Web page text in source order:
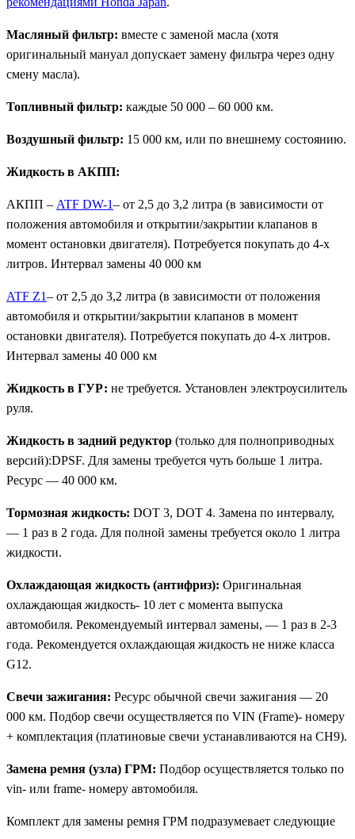
Масляный фильтр: вместе с заменой масла (хотя
оригинальный мануал допускает замену фильтра через одну
смену масла).
Топливный фильтр: каждые 50 000 – 60 000 км.
Воздушный фильтр: 15 000 км, или по внешнему состоянию.
Жидкость в АКПП:
АКПП – ATF DW-1– от 2,5 до 3,2 литра (в зависимости от
положения автомобиля и открытии/закрытии клапанов в
момент остановки двигателя). Потребуется покупать до 4-х
литров. Интервал замены 40 000 км
ATF Z1– от 2,5 до 3,2 литра (в зависимости от положения
автомобиля и открытии/закрытии клапанов в момент
остановки двигателя). Потребуется покупать до 4-х литров.
Интервал замены 40 000 км
Жидкость в ГУР: не требуется. Установлен электроусилитель
руля.
Жидкость в задний редуктор (только для полноприводных
версий):DPSF. Для замены требуется чуть больше 1 литра.
Ресурс — 40 000 км.
Тормозная жидкость: DOT 3, DOT 4. Замена по интервалу,
— 1 раз в 2 года. Для полной замены требуется около 1 литра
жидкости.
Охлаждающая жидкость (антифриз): Оригинальная
охлаждающая жидкость- 10 лет с момента выпуска
автомобиля. Рекомендуемый интервал замены, — 1 раз в 2-3
года. Рекомендуется охлаждающая жидкость не ниже класса
G12.
Свечи зажигания: Ресурс обычной свечи зажигания — 20
000 км. Подбор свечи осуществляется по VIN (Frame)- номеру
+ комплектация (платиновые свечи устанавливаются на CH9).
Замена ремня (узла) ГРМ: Подбор осуществляется только по
vin- или frame- номеру автомобиля.
Комплект для замены ремня ГРМ подразумевает следующие